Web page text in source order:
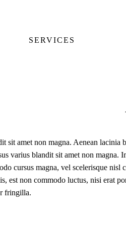
SERVICES
sit amet non magna. Aenean
varius blandit sit amet non
cursus magna, vel scelerisque
est non commodo luctus, nisi erat
fringilla.